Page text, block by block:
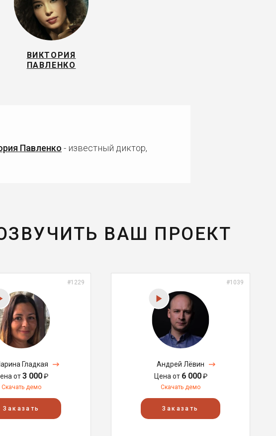
ВИКТОРИЯ
ПАВЛЕНКО
Павленко - известный диктор,
ВАШ ПРОЕКТ
#1229
Гладкая
от3 000₽
Скачать демо
Заказать
#1039
Андрей Лёвин
Цена от 6 000₽
Скачать демо
Заказать